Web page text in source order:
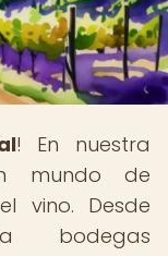
! En nuestra
mundo de
vino. Desde
bodegas